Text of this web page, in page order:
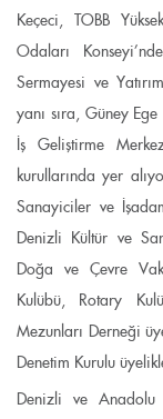
Keçeci, TOBB
Odaları
Sermayesi ve
yanı sıra, Güney
İş Geliştirme
kurullarında yer
Sanayiciler ve
Denizli Kültür ve
Doğa ve Çevre
Kulübü, Rotary
Mezunları Derneği
Denetim Kurulu
Denizli ve Anadolu